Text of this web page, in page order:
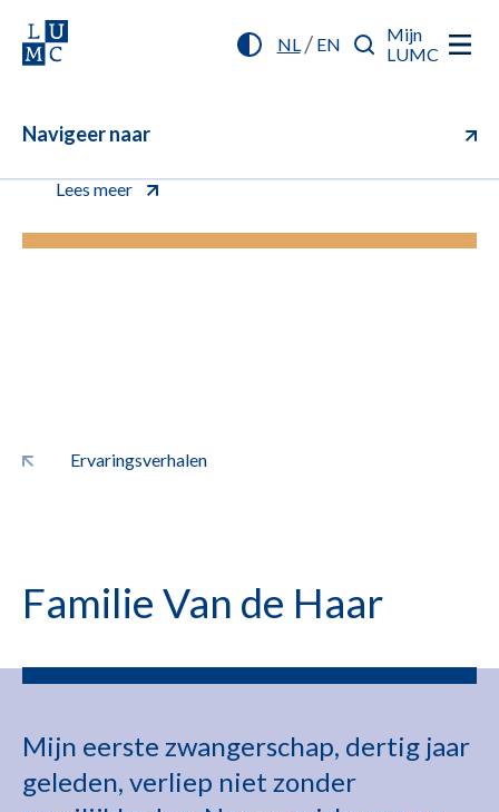
NL/ EN
Mijn
LUMC
Navigeer naar
U kunt vanaf nu online inchecken (aanmelden)
Lees meer
Ervaringsverhalen
Familie Van de Haar
Mijn eerste zwangerschap, dertig jaar
geleden, verliep niet zonder